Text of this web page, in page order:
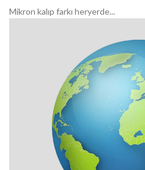
Mikron kalıp farkı heryerde...